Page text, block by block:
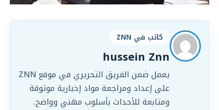
كاتب في ZNN
hussein Znn
يعمل ضمن الفريق التحريري في موقع ZNN
على إعداد ومراجعة مواد إخبارية موثوقة
ومتابعة للأحداث بأسلوب مهني وواضح.